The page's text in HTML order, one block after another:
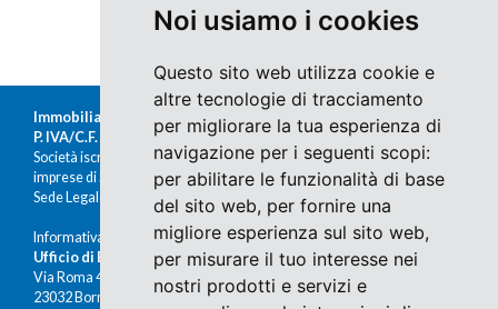
Noi usiamo i cookies
Questo sito web utilizza cookie e
altre tecnologie di tracciamento
per migliorare la tua esperienza di
navigazione per i seguenti scopi:
per abilitare le funzionalità di base
del sito web, per fornire una
migliore esperienza sul sito web,
per misurare il tuo interesse nei
nostri prodotti e servizi e
Immobiliare Moretti s.r.l.
P. IVA/C.F. 00676380140
Società iscritta al Registro delle
imprese di Sondrio al n.47430
Sede Legale: Via Nazario Sauro 1, Sondrio
Informativa Cookies e Privacy
Ufficio di Bormio
Via Roma 48
23032 Bormio (SO)